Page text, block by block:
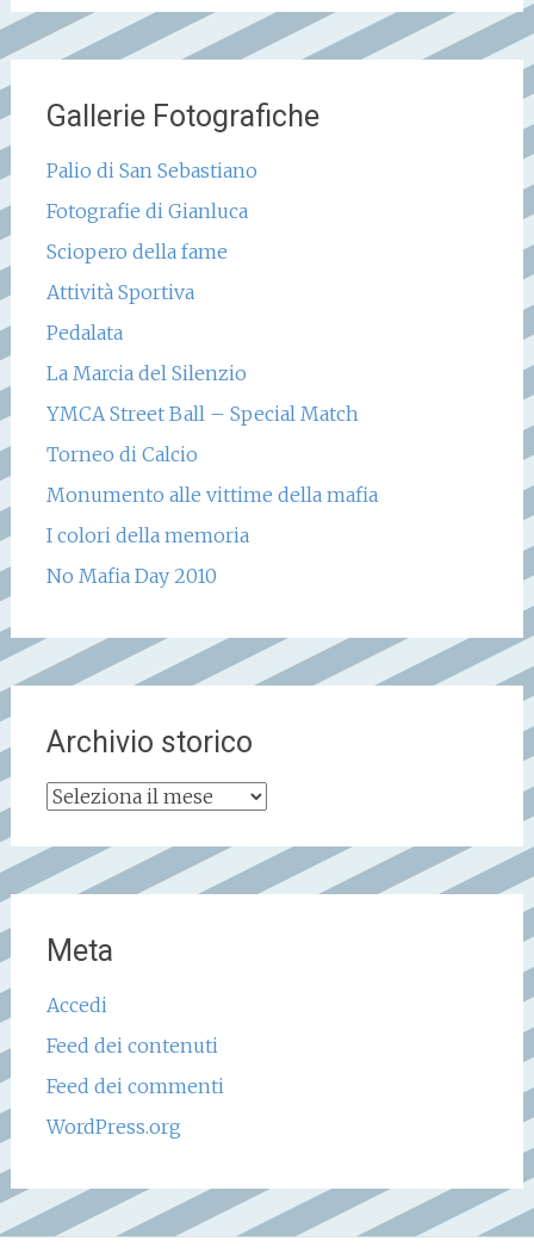
Gallerie Fotografiche
Palio di San Sebastiano
Fotografie di Gianluca
Sciopero della fame
Attività Sportiva
Pedalata
La Marcia del Silenzio
YMCA Street Ball – Special Match
Torneo di Calcio
Monumento alle vittime della mafia
I colori della memoria
No Mafia Day 2010
Archivio storico
Archivio
Meta
Accedi
Feed dei contenuti
Feed dei commenti
WordPress.org